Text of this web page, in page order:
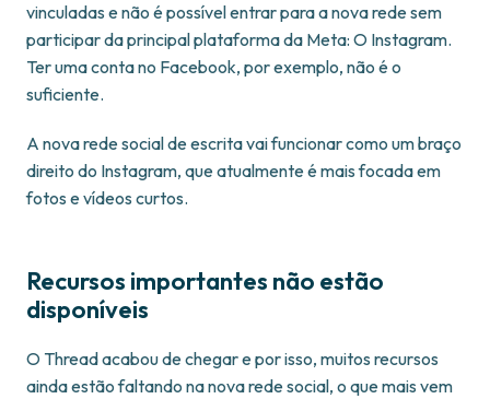
vinculadas e não é possível entrar para a nova rede sem
participar da principal plataforma da Meta: O Instagram.
Ter uma conta no Facebook, por exemplo, não é o
suficiente.
A nova rede social de escrita vai funcionar como um braço
direito do Instagram, que atualmente é mais focada em
fotos e vídeos curtos.
Recursos importantes não estão
disponíveis
O Thread acabou de chegar e por isso, muitos recursos
ainda estão faltando na nova rede social, o que mais vem